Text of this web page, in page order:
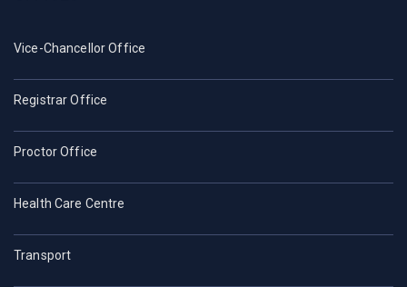
Vice-Chancellor Office
Registrar Office
Proctor Office
Health Care Centre
Transport